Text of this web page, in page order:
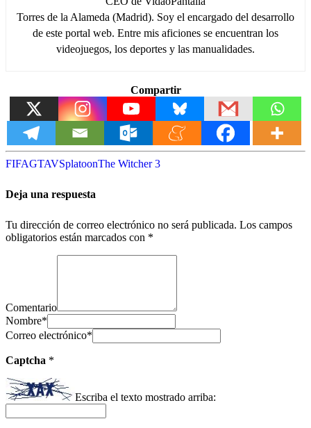
Torres de la Alameda (Madrid). Soy el encargado del desarrollo
de este portal web. Entre mis aficiones se encuentran los
videojuegos, los deportes y las manualidades.
Compartir
FIFAGTAVSplatoonThe Witcher 3
Deja una respuesta
Tu dirección de correo electrónico no será publicada. Los campos
obligatorios están marcados con *
Comentario
Nombre*
Correo electrónico*
Captcha *
Escriba el texto mostrado arriba: